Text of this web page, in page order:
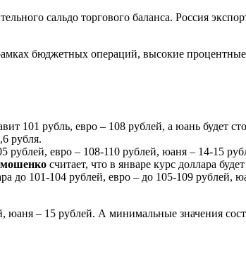
сальдо торгового баланса. Россия
бюджетных операций, высокие
101 рубль, евро – 108 рублей, а юань будет
рубля.
рублей, евро – 108-110 рублей, юаня – 14-15
считает, что в январе курс доллара
до 101-104 рублей, евро – до 105-109 рублей,
юаня – 15 рублей. А минимальные значения